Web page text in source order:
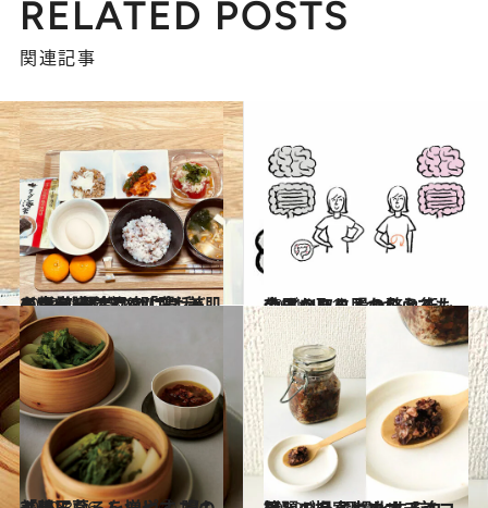
RELATED POSTS
関連記事
2022.7.4
ドクターに学ぶ「腸活」の新常識 注目の“プレバイオティクス”とは？ 美肌を育む“医者の朝ごはん”も公開
ビューティ＆ヘルス 2021.4.11
今すぐ取り入れられるものばかり！ 1つからでも効果のある腸の整え術
ライフスタイル